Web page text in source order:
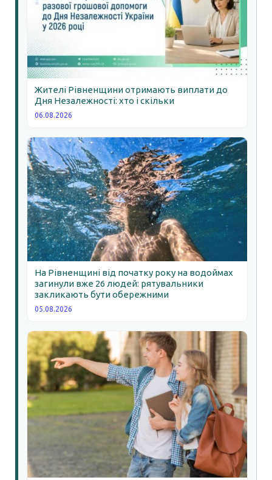
Жителі Рівненщини отримають виплати до
Дня Незалежності: хто і скільки
06.08.2026
На Рівненщині від початку року на водоймах
загинули вже 26 людей: рятувальники
закликають бути обережними
05.08.2026